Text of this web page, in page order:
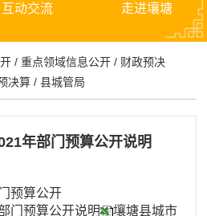
互动交流 走进壤塘
/重点领域信息公开 / 财政预决
决算 /县城管局
年部门预算公开说明
预算公开
门预算公开说明
壤塘县城市